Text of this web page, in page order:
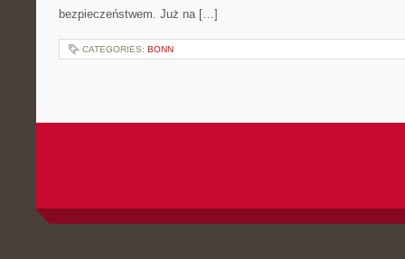
bezpieczeństwem. Już na […]
CATEGORIES: BONN